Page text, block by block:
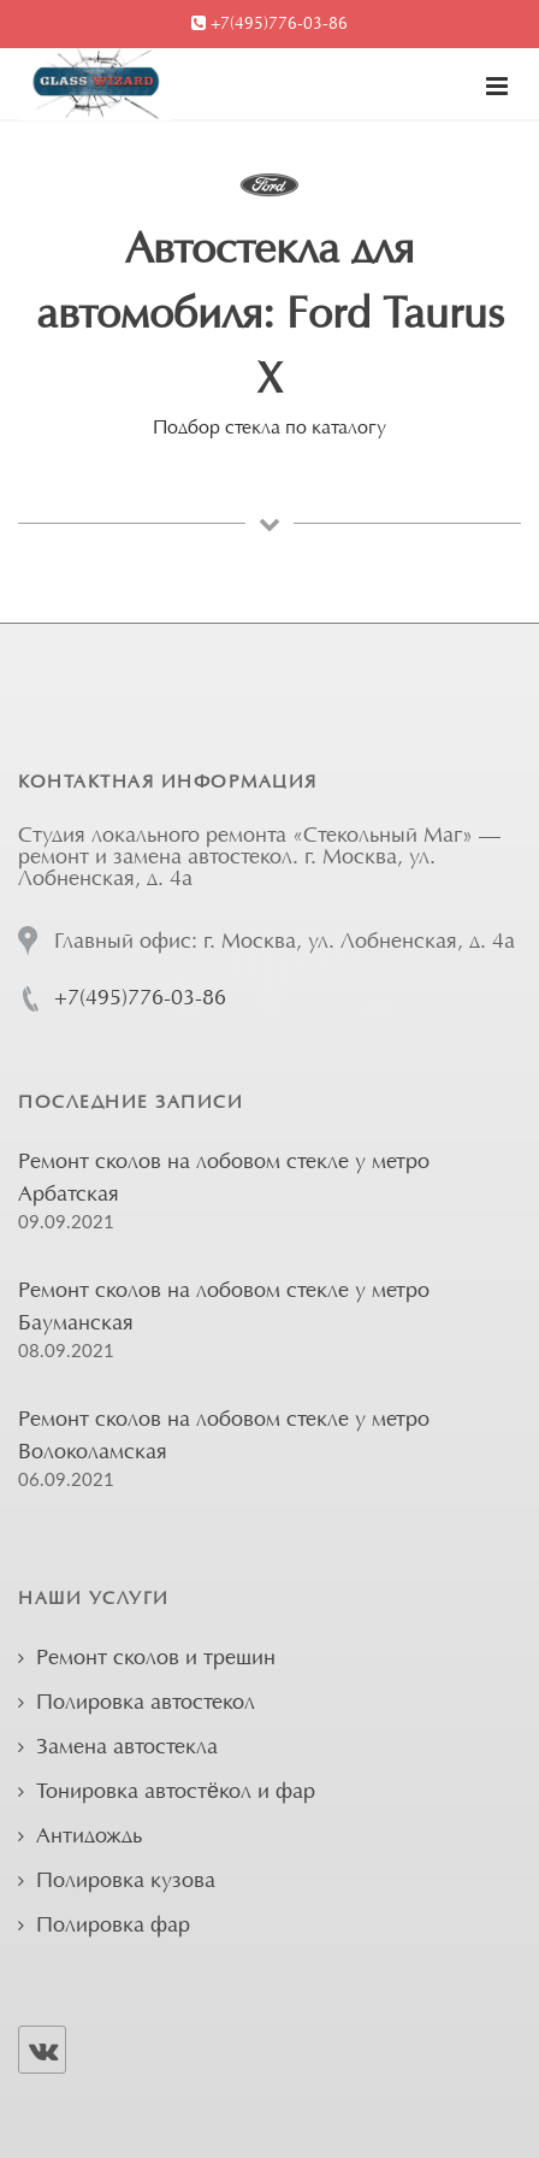
+7(495)776-03-86
Автостекла для
автомобиля: Ford Taurus
X
Подбор стекла по каталогу
КОНТАКТНАЯ ИНФОРМАЦИЯ
Студия локального ремонта «Стекольный Маг» —
ремонт и замена автостекол. г. Москва, ул.
Лобненская, д. 4а
Главный офис: г. Москва, ул. Лобненская, д. 4а
+7(495)776-03-86
ПОСЛЕДНИЕ ЗАПИСИ
Ремонт сколов на лобовом стекле у метро
Арбатская
09.09.2021
Ремонт сколов на лобовом стекле у метро
Бауманская
08.09.2021
Ремонт сколов на лобовом стекле у метро
Волоколамская
06.09.2021
НАШИ УСЛУГИ
Ремонт сколов и трещин
Полировка автостекол
Замена автостекла
Тонировка автостёкол и фар
Антидождь
Полировка кузова
Полировка фар